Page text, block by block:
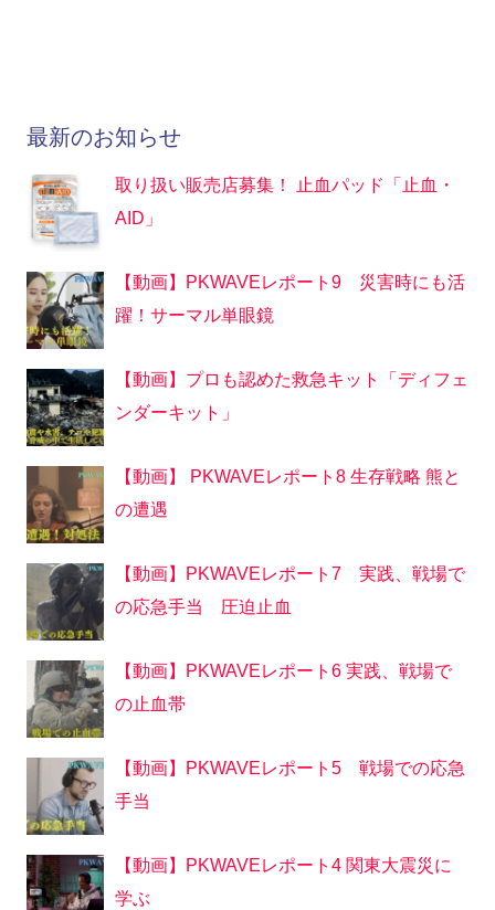
最新のお知らせ
取り扱い販売店募集！ 止血パッド「止血・
AID」
【動画】PKWAVEレポート9 災害時にも活
躍！サーマル単眼鏡
【動画】プロも認めた救急キット「ディフェ
ンダーキット」
【動画】 PKWAVEレポート8 生存戦略 熊と
の遭遇
【動画】PKWAVEレポート7 実践、戦場で
の応急手当 圧迫止血
【動画】PKWAVEレポート6 実践、戦場で
の止血帯
【動画】PKWAVEレポート5 戦場での応急
手当
【動画】PKWAVEレポート4 関東大震災に
学ぶ